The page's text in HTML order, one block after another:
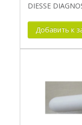
DIESSE
Добавить к